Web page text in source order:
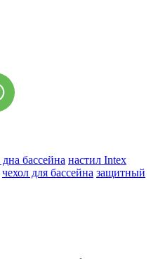
бассейна настил Intex
чехол для бассейна защитный